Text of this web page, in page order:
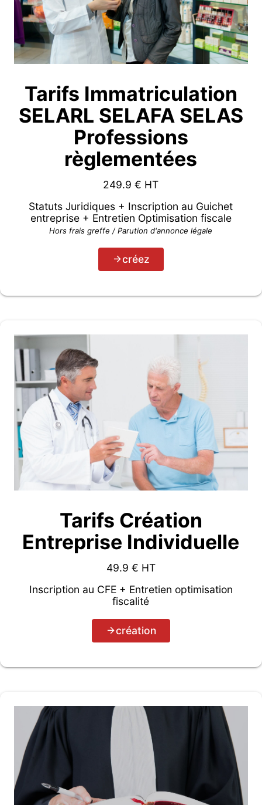
Tarifs Immatriculation
SELARL SELAFA SELAS
Professions
règlementées
249.9 € HT
Statuts Juridiques + Inscription au Guichet
entreprise + Entretien Optimisation fiscale
Hors frais greffe / Parution d'annonce légale
créez
Tarifs Création
Entreprise Individuelle
49.9 € HT
Inscription au CFE + Entretien optimisation
fiscalité
création